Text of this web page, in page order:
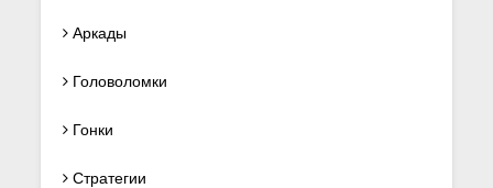
Аркады
Головоломки
Гонки
Стратегии